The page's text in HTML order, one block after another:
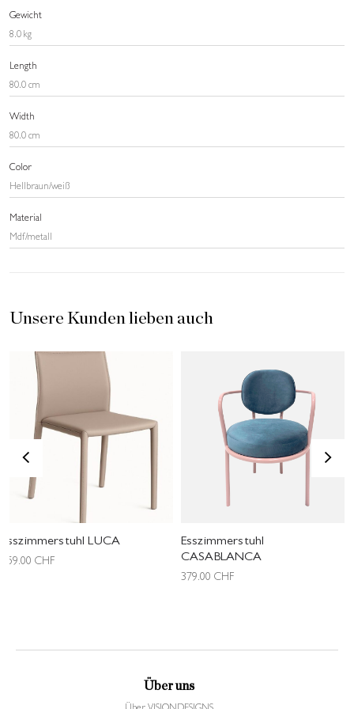
Gewicht
8.0 kg
Length
80.0 cm
Width
80.0 cm
Color
Hellbraun/weiß
Material
Mdf/metall
Unsere Kunden lieben auch
Esszimmerstuhl LUCA
159.00 CHF
Esszimmerstuhl
CASABLANCA
379.00 CHF
< >
Über uns